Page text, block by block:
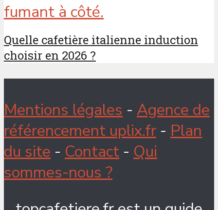
Quelle cafetière italienne induction
choisir en 2026 ?
Mentions légales - Agence de
référencement uplix.fr - Plan
du site - Contact - Qui
sommes-nous ?